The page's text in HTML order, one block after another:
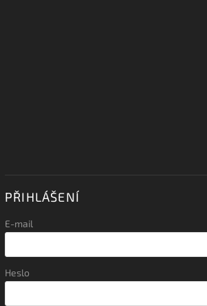
PŘIHLÁŠENÍ
E-mail
Heslo